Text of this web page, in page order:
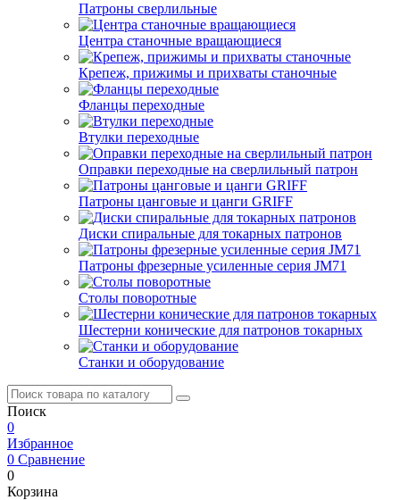
Патроны сверлильные
Центра станочные вращающиеся
Крепеж, прижимы и прихваты станочные
Фланцы переходные
Втулки переходные
Оправки переходные на сверлильный патрон
Патроны цанговые и цанги GRIFF
Диски спиральные для токарных патронов
Патроны фрезерные усиленные серия JM71
Столы поворотные
Шестерни конические для патронов токарных
Станки и оборудование
Поиск
0
Избранное
0 Сравнение
0
Корзина